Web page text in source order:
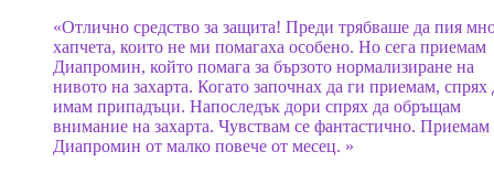
«Отлично средство за защита! Преди трябваше да пия
хапчета, които не ми помагаха особено. Но сега приемам
Диапромин, който помага за бързото нормализиране на
нивото на захарта. Когато започнах да ги приемам, спрях
имам припадъци. Напоследък дори спрях да обръщам
внимание на захарта. Чувствам се фантастично. Приемам
Диапромин от малко повече от месец. »